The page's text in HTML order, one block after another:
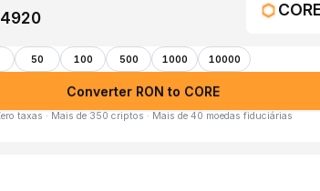
50 100 500 1000 10000
Converter RON to CORE
taxas · Mais de 350 criptos · Mais de 40 moedas fiduciárias